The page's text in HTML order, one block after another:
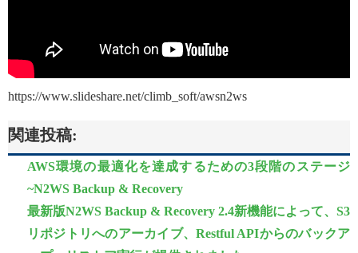
https://www.slideshare.net/climb_soft/awsn2ws
関連投稿:
AWS環境の最適化を達成するための3段階のステージ
~N2WS Backup & Recovery
最新版N2WS Backup & Recovery 2.4新機能によって、S3
リポジトリへのアーカイブ、Restful APIからのバックア